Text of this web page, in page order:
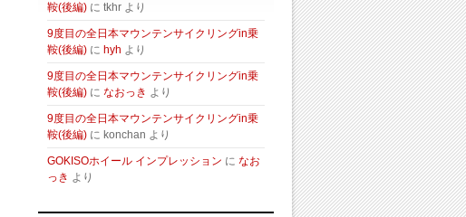
鞍(後編) に tkhr より
9度目の全日本マウンテンサイクリングin乗
鞍(後編) に hyh より
9度目の全日本マウンテンサイクリングin乗
鞍(後編) に なおっき より
9度目の全日本マウンテンサイクリングin乗
鞍(後編) に konchan より
GOKISOホイール インプレッション に なお
っき より